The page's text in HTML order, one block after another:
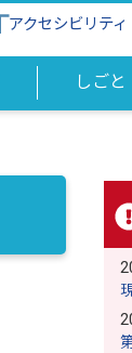
アクセシビリティ
しご